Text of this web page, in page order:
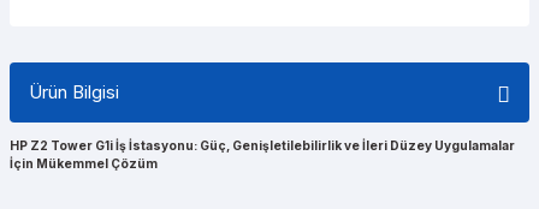
Ürün Bilgisi
HP Z2 Tower G1i İş İstasyonu: Güç, Genişletilebilirlik ve İleri Düzey Uygulamalar
İçin Mükemmel Çözüm